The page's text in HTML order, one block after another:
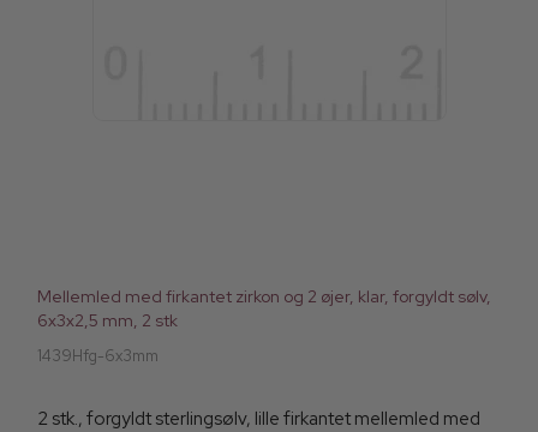
Mellemled med firkantet zirkon og 2 øjer, klar, forgyldt sølv,
6x3x2,5 mm, 2 stk
1439Hfg-6x3mm
2 stk., forgyldt sterlingsølv, lille firkantet mellemled med